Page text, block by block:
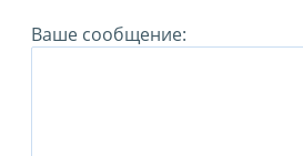
Ваше сообщение: